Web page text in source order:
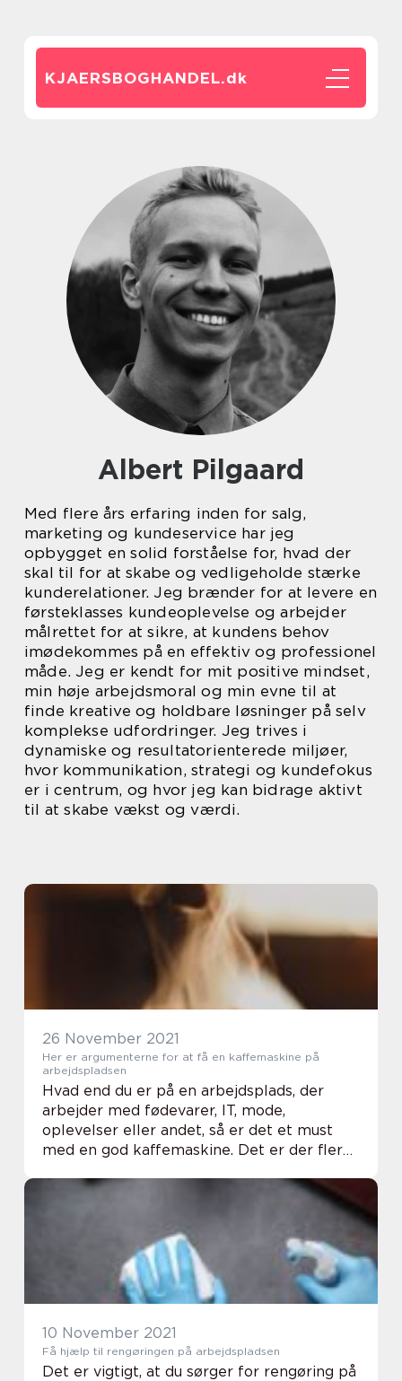
KJAERSBOGHANDEL.dk
Albert Pilgaard
Med flere års erfaring inden for salg,
marketing og kundeservice har jeg
opbygget en solid forståelse for, hvad der
skal til for at skabe og vedligeholde stærke
kunderelationer. Jeg brænder for at levere en
førsteklasses kundeoplevelse og arbejder
målrettet for at sikre, at kundens behov
imødekommes på en effektiv og professionel
måde. Jeg er kendt for mit positive mindset,
min høje arbejdsmoral og min evne til at
finde kreative og holdbare løsninger på selv
komplekse udfordringer. Jeg trives i
dynamiske og resultatorienterede miljøer,
hvor kommunikation, strategi og kundefokus
er i centrum, og hvor jeg kan bidrage aktivt
til at skabe vækst og værdi.
26 November 2021
Her er argumenterne for at få en kaffemaskine på
arbejdspladsen
Hvad end du er på en arbejdsplads, der
arbejder med fødevarer, IT, mode,
oplevelser eller andet, så er det et must
med en god kaffemaskine. Det er der flere
for dig her. Derfor skal din arbejdsplads
10 November 2021
Få hjælp til rengøringen på arbejdspladsen
Det er vigtigt, at du sørger for rengøring på